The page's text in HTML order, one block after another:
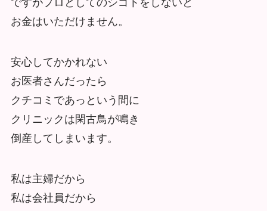
お金はいただけません。
安心してかかれない
お医者さんだったら
クチコミであっという間に
クリニックは閑古鳥が鳴き
倒産してしまいます。
私は主婦だから
私は会社員だから